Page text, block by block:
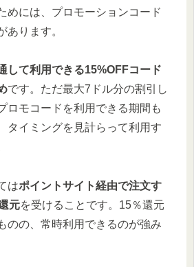
めには、プロモーションコード
あります。
して利用できる15%OFFコード
です。ただ最大7ドル分の割引し
ロモコードを利用できる期間も
タイミングを見計らって利用す
はポイントサイト経由で注文す
元を受けることです。15％還元
のの、常時利用できるのが強み